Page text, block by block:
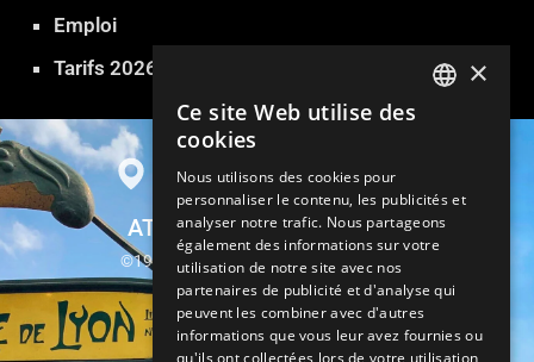
Emploi
Tarifs 2026
ATLANTIDE SAUNA PARIS
©1999-2026 Atlantide Sauna Hammam
13, rue Parrot 75012 Paris
Métro Gare de Lyon
FRENCH
GERMAN
ITALIAN
SPANISH
TURKISH
×
Ce site Web utilise des
cookies
Nous utilisons des cookies pour
personnaliser le contenu, les publicités et
analyser notre trafic. Nous partageons
également des informations sur votre
utilisation de notre site avec nos
partenaires de publicité et d'analyse qui
peuvent les combiner avec d'autres
informations que vous leur avez fournies ou
qu'ils ont collectées lors de votre utilisation